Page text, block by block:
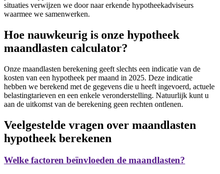
situaties verwijzen we door naar erkende hypotheekadviseurs
waarmee we samenwerken.
Hoe nauwkeurig is onze hypotheek
maandlasten calculator?
Onze maandlasten berekening geeft slechts een indicatie van de
kosten van een hypotheek per maand in 2025. Deze indicatie
hebben we berekend met de gegevens die u heeft ingevoerd, actuele
belastingtarieven en een enkele veronderstelling. Natuurlijk kunt u
aan de uitkomst van de berekening geen rechten ontlenen.
Veelgestelde vragen over maandlasten
hypotheek berekenen
Welke factoren beïnvloeden de maandlasten?